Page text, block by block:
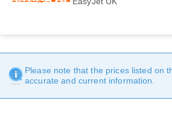
Please note that the prices listed on
accurate and current information.